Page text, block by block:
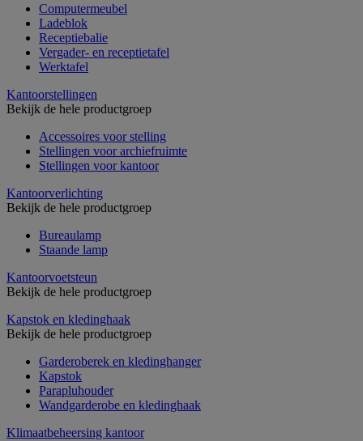
Computermeubel
Ladeblok
Receptiebalie
Vergader- en receptietafel
Werktafel
Kantoorstellingen
Bekijk de hele productgroep
Accessoires voor stelling
Stellingen voor archiefruimte
Stellingen voor kantoor
Kantoorverlichting
Bekijk de hele productgroep
Bureaulamp
Staande lamp
Kantoorvoetsteun
Bekijk de hele productgroep
Kapstok en kledinghaak
Bekijk de hele productgroep
Garderoberek en kledinghanger
Kapstok
Parapluhouder
Wandgarderobe en kledinghaak
Klimaatbeheersing kantoor